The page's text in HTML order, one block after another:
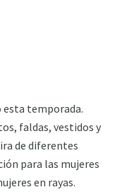
esta temporada.
faldas, vestidos y
de diferentes
para las mujeres
en rayas.